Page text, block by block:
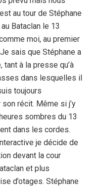
au tour de Stéphane
Bataclan le 13
moi, au premier
sais que Stéphane a
tant à la presse qu’à
dans lesquelles il
toujours
récit. Même si j’y
sombres du 13
dans les cordes.
je décide de
devant la cour
et plus
d’otages. Stéphane